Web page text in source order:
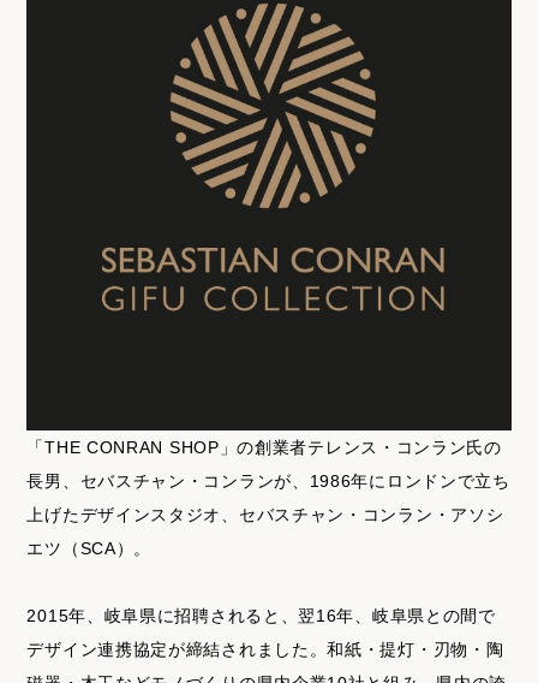
「THE CONRAN SHOP」の創業者テレンス・コンラン氏の
長男、セバスチャン・コンランが、1986年にロンドンで立ち
上げたデザインスタジオ、セバスチャン・コンラン・アソシ
エツ（SCA）。
2015年、岐阜県に招聘されると、翌16年、岐阜県との間で
デザイン連携協定が締結されました。和紙・提灯・刃物・陶